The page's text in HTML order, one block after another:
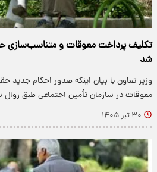
تکلیف پرداخت معوقات و
شد
وزیر تعاون با بیان اینکه صدور احکام جدید
معوقات در سازمان تأمین اجتماعی طبق
۳۰ تیر ۱۴۰۵